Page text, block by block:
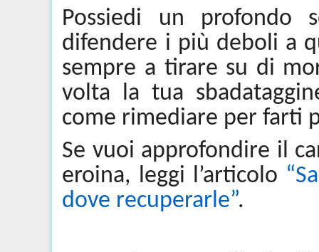
Possiedi un profondo
difendere i più deboli a
sempre a tirare su di
volta la tua
come rimediare per farti
Se vuoi approfondire il
eroina, leggi l’articolo “
dove recuperarle”.